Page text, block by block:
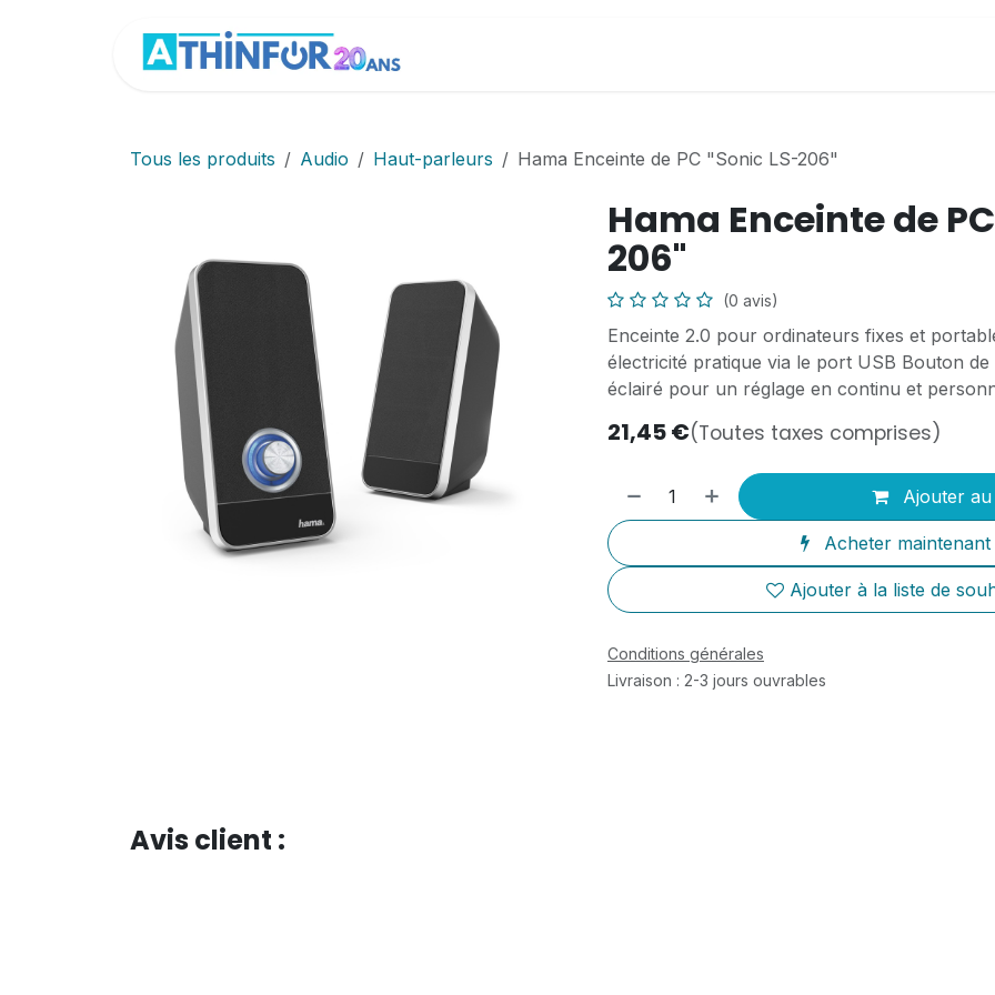
Tous les produits Audio Haut-parleurs Hama Enceinte de PC "Sonic LS-206"
Hama Enceinte de
206"
(0 avis)
Enceinte 2.0 pour ordinateurs fixes et
électricité pratique via le port USB Bouton
éclairé pour un réglage en continu et
21,45€(Toutes taxes comprises)
Ajouter
Acheter maintenant
Ajouter à la liste de
Conditions générales
Livraison : 2-3 jours ouvrables
Avis client :